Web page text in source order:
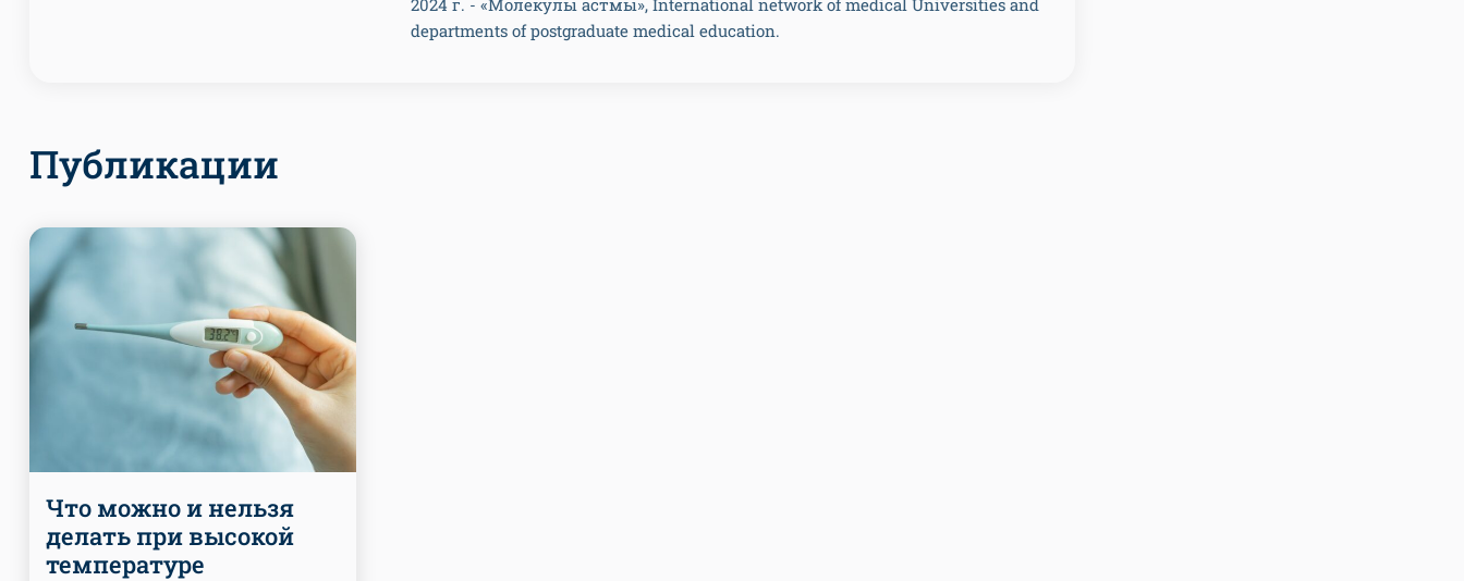
2024 г. - «Молекулы астмы», International network of medical Universities and
departments of postgraduate medical education.
Публикации
Что можно и нельзя
делать при высокой
температуре